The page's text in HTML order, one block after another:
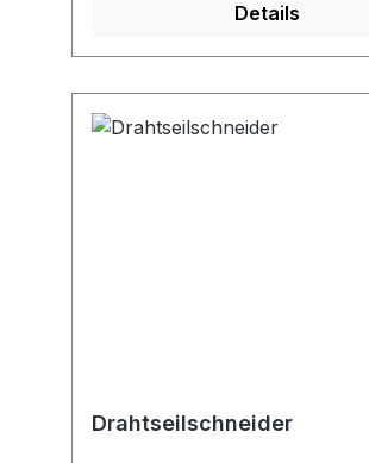
Details
Drahtseilschneider